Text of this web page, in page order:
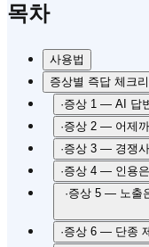
목차
사용법
증상별 즉답 체크
·증상 1 — AI 답
·증상 2 — 어제
·증상 3 — 경쟁
·증상 4 — 인용
·증상 5 — 노출
·증상 6 — 단종